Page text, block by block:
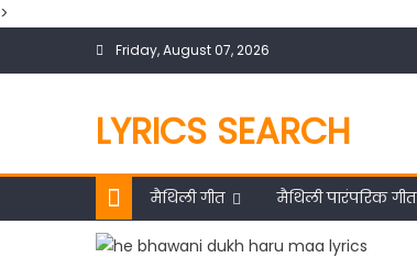
>
Friday, August 07, 2026
LYRICS SEARCH
मैथिली गीत मैथिली पारंपरिक गीत